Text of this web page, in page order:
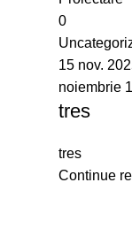
0
15 nov.
noiembrie
tres
tres
Continue